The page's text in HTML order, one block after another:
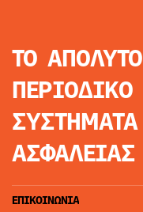
ΤΟ ΑΠΟΛΥΤΟ
ΠΕΡΙΟΔΙΚΟ
ΣΥΣΤΗΜΑΤΑ
ΑΣΦΑΛΕΙΑΣ
ΕΠΙΚΟΙΝΩΝΙΑ